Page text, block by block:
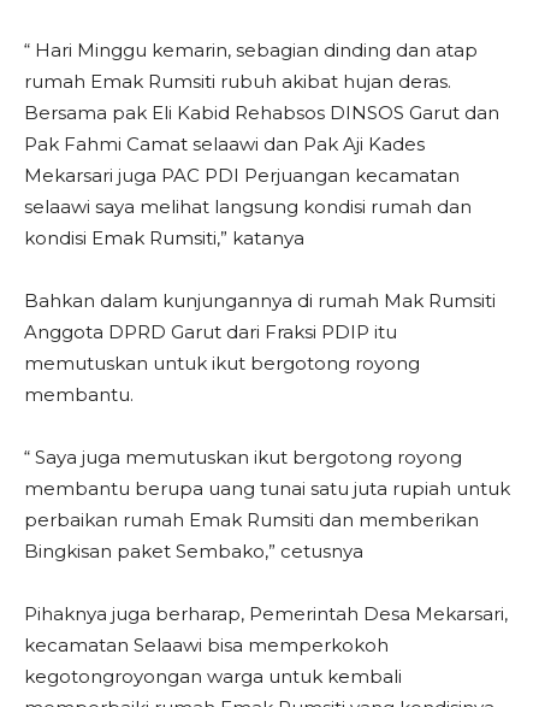
“ Hari Minggu kemarin, sebagian dinding dan atap
rumah Emak Rumsiti rubuh akibat hujan deras.
Bersama pak Eli Kabid Rehabsos DINSOS Garut dan
Pak Fahmi Camat selaawi dan Pak Aji Kades
Mekarsari juga PAC PDI Perjuangan kecamatan
selaawi saya melihat langsung kondisi rumah dan
kondisi Emak Rumsiti,” katanya
Bahkan dalam kunjungannya di rumah Mak Rumsiti
Anggota DPRD Garut dari Fraksi PDIP itu
memutuskan untuk ikut bergotong royong
membantu.
“ Saya juga memutuskan ikut bergotong royong
membantu berupa uang tunai satu juta rupiah untuk
perbaikan rumah Emak Rumsiti dan memberikan
Bingkisan paket Sembako,” cetusnya
Pihaknya juga berharap, Pemerintah Desa Mekarsari,
kecamatan Selaawi bisa memperkokoh
kegotongroyongan warga untuk kembali